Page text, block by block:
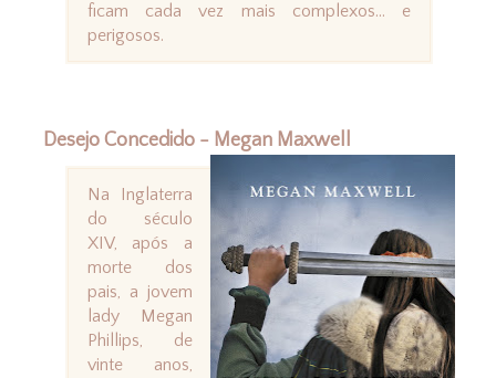
ficam cada vez mais complexos... e
perigosos.
Desejo Concedido - Megan Maxwell
Na Inglaterra
do século
XIV, após a
morte dos
pais, a jovem
lady Megan
Phillips, de
vinte anos,